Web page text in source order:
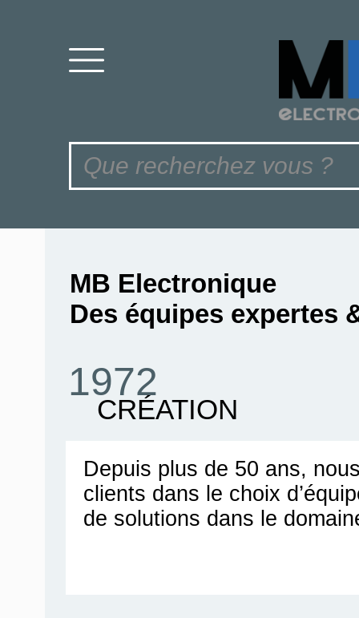
1972
MB Electronique
Des équipes expertes
CRÉATION
Depuis plus de 50 ans,
clients dans le choix
de solutions dans le